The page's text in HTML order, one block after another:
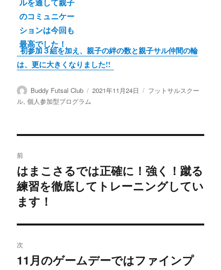
初参加３組を加え、親子の絆の数と親子サル仲間の輪
は、更に大きくなりました!!
投
稿
Buddy Futsal Club
投
2021年11月24日
カ
フットサルスクー
ル,個人参加型プログラム
稿
ナ
ビ
ゲ
ー
前
前
の
投
稿:
はまこさるでは正確に！強く！蹴る
練習を徹底してトレーニングしてい
ます！
次
次
11月のゲームデーではファインプ